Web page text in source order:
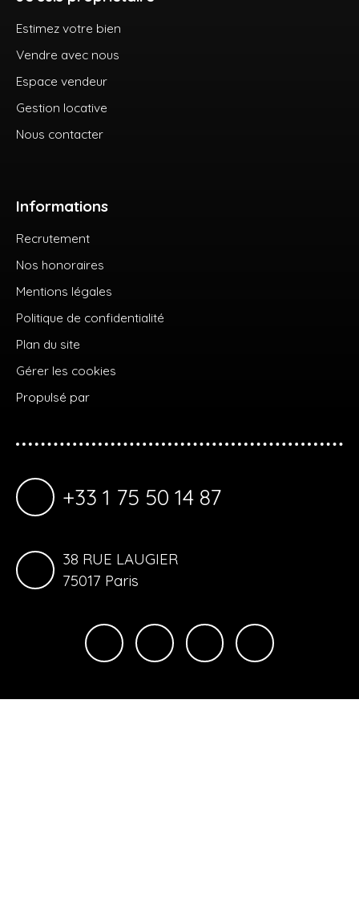
Estimez votre bien
Vendre avec nous
Espace vendeur
Gestion locative
Nous contacter
Informations
Recrutement
Nos honoraires
Mentions légales
Politique de confidentialité
Plan du site
Gérer les cookies
Propulsé par
+33 1 75 50 14 87
38 RUE LAUGIER
75017 Paris